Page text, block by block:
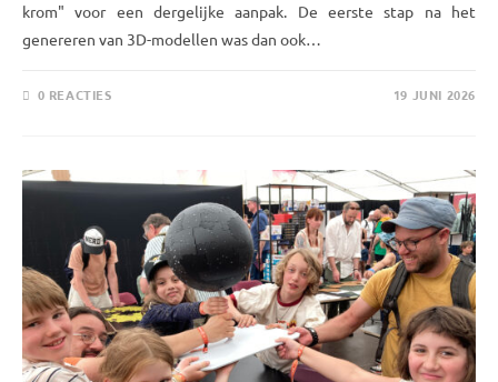
krom" voor een dergelijke aanpak. De eerste stap na het
genereren van 3D-modellen was dan ook…
0 REACTIES 19 JUNI 2026